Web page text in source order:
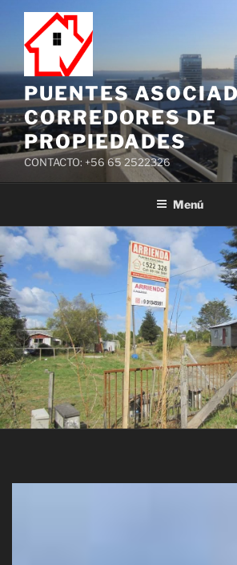
PUENTES
CORREDORES DE
PROPIEDADES
CONTACTO: +56 65 2522326
Menú